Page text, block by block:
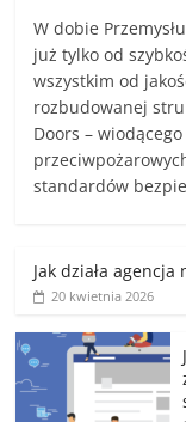
W dobie
już tylko od
wszystkim od
rozbudowanej
Doors –
standardów
Jak działa
20 kwietnia 2026